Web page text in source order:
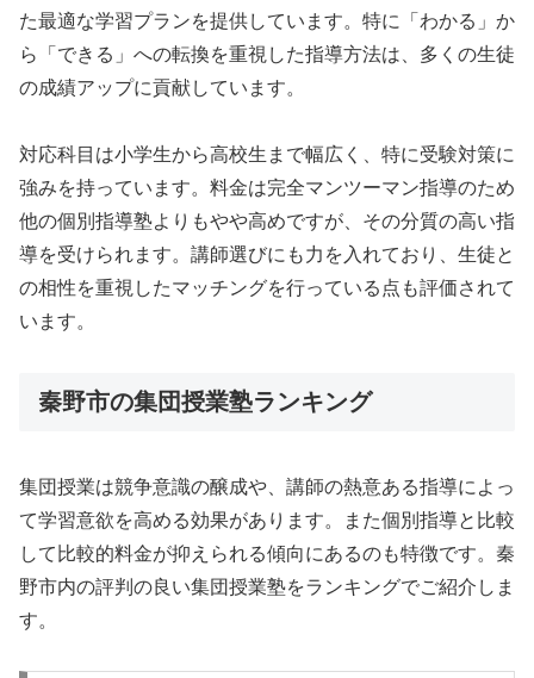
た最適な学習プランを提供しています。特に「わかる」か
ら「できる」への転換を重視した指導方法は、多くの生徒
の成績アップに貢献しています。
対応科目は小学生から高校生まで幅広く、特に受験対策に
強みを持っています。料金は完全マンツーマン指導のため
他の個別指導塾よりもやや高めですが、その分質の高い指
導を受けられます。講師選びにも力を入れており、生徒と
の相性を重視したマッチングを行っている点も評価されて
います。
秦野市の集団授業塾ランキング
集団授業は競争意識の醸成や、講師の熱意ある指導によっ
て学習意欲を高める効果があります。また個別指導と比較
して比較的料金が抑えられる傾向にあるのも特徴です。秦
野市内の評判の良い集団授業塾をランキングでご紹介しま
す。